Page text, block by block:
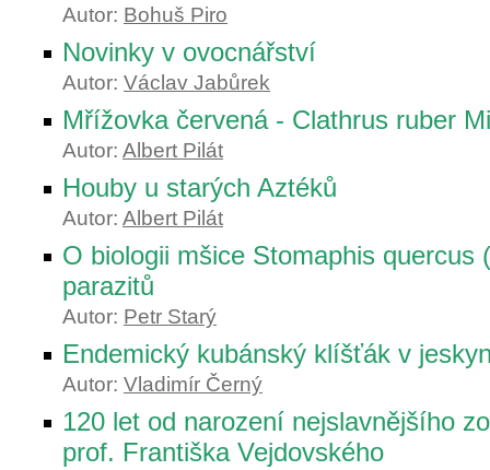
Autor: Bohuš Piro
Novinky v ovocnářství
Autor: Václav Jabůrek
Mřížovka červená - Clathrus ruber
Autor: Albert Pilát
Houby u starých Aztéků
Autor: Albert Pilát
O biologii mšice Stomaphis quercus
parazitů
Autor: Petr Starý
Endemický kubánský klíšťák v
Autor: Vladimír Černý
120 let od narození nejslavnějšího
prof. Františka Vejdovského